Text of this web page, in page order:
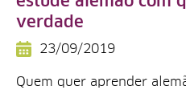
verdade
23/09/2019
Quem quer aprender